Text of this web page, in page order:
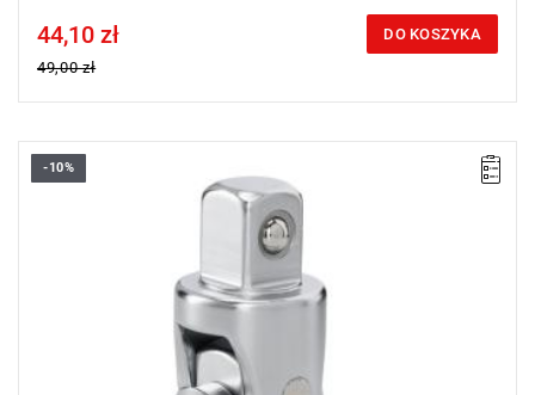
Price tax included
44,10 zł
49,00 zł
DO KOSZYKA
-10%